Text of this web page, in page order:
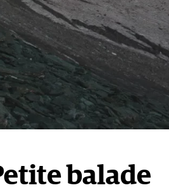
balade